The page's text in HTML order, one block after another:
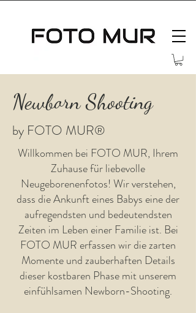
Newborn Shooting
by FOTO MUR®
Willkommen bei FOTO MUR, Ihrem
Zuhause für liebevolle
Neugeborenenfotos! Wir verstehen,
dass die Ankunft eines Babys eine der
aufregendsten und bedeutendsten
Zeiten im Leben einer Familie ist. Bei
FOTO MUR erfassen wir die zarten
Momente und zauberhaften Details
dieser kostbaren Phase mit unserem
einfühlsamen Newborn-Shooting.